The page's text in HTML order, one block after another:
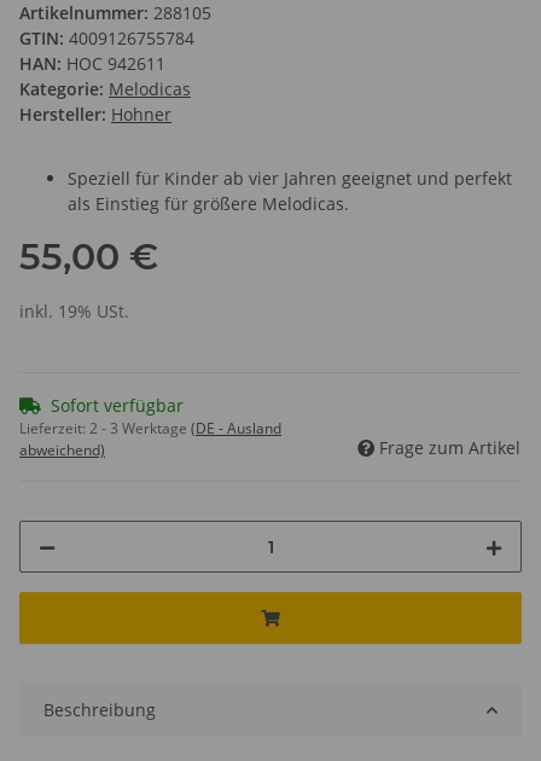
Artikelnummer: 288105
GTIN: 4009126755784
HAN: HOC 942611
Kategorie: Melodicas
Hersteller: Hohner
Speziell für Kinder ab vier Jahren geeignet und perfekt
als Einstieg für größere Melodicas.
55,00 €
inkl. 19% USt.
Sofort verfügbar
Lieferzeit: 2 - 3 Werktage (DE - Ausland
abweichend)
Frage zum Artikel
Beschreibung